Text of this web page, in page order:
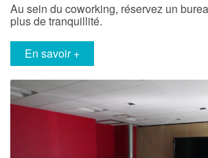
Au sein du coworking, réservez un
plus de tranquillité.
en savoir +